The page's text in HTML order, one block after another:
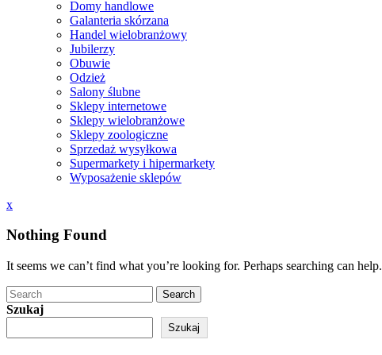
Domy handlowe
Galanteria skórzana
Handel wielobranżowy
Jubilerzy
Obuwie
Odzież
Salony ślubne
Sklepy internetowe
Sklepy wielobranżowe
Sklepy zoologiczne
Sprzedaż wysyłkowa
Supermarkety i hipermarkety
Wyposażenie sklepów
xClose
Nothing Found
It seems we can’t find what you’re looking for. Perhaps searching can help.
Search
Szukaj
Szukaj